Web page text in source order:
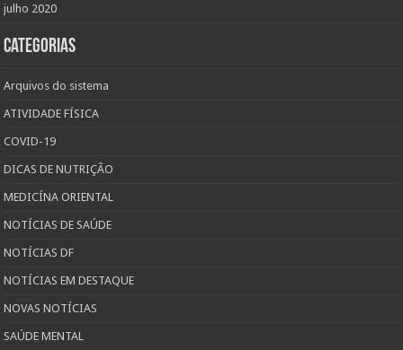
julho 2020
Categorias
Arquivos do sistema
ATIVIDADE FÍSICA
COVID-19
DICAS DE NUTRIÇÃO
MEDICÍNA ORIENTAL
NOTÍCIAS DE SAÚDE
NOTÍCIAS DF
NOTÍCIAS EM DESTAQUE
NOVAS NOTÍCIAS
SAÚDE MENTAL